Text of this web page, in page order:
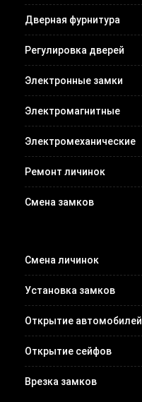
Дверная фурнитура
Регулировка дверей
Электронные замки
Электромагнитные
Электромеханические
Ремонт личинок
Смена замков
Смена личинок
Установка замков
Открытие автомобилей
Открытие сейфов
Врезка замков